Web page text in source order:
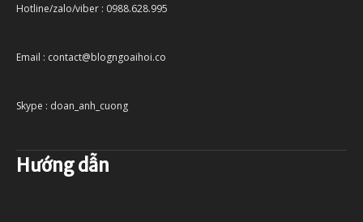
Hotline/zalo/viber : 0988.628.995
Email : contact@blogngoaihoi.co
Skype : doan_anh_cuong
Hướng dẫn